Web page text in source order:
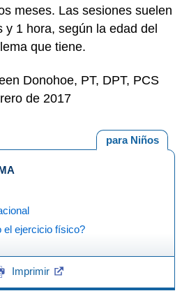
meses. Las sesiones suelen
y 1 hora, según la edad del
que tiene.
Donohoe, PT, DPT, PCS
de 2017
para Niños
el ejercicio físico?
Imprimir